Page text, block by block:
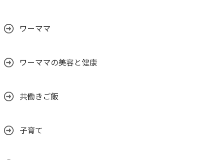
ワーママ
ワーママの美容と健康
共働きご飯
子育て